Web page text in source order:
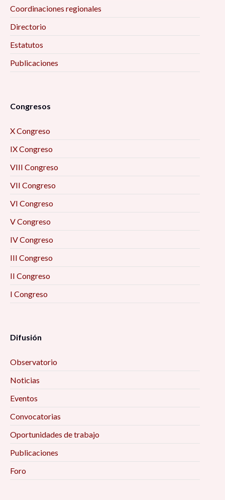
Coordinaciones regionales
Directorio
Estatutos
Publicaciones
Congresos
X Congreso
IX Congreso
VIII Congreso
VII Congreso
VI Congreso
V Congreso
IV Congreso
III Congreso
II Congreso
I Congreso
Difusión
Observatorio
Noticias
Eventos
Convocatorias
Oportunidades de trabajo
Publicaciones
Foro